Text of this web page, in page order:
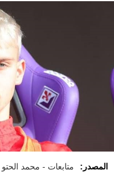
المصدر: متابعات - محمد الحتو